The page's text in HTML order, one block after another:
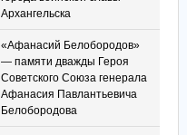
Архангельска
«Афанасий Белобородов»
— памяти дважды Героя
Советского Союза генерала
Афанасия Павлантьевича
Белобородова